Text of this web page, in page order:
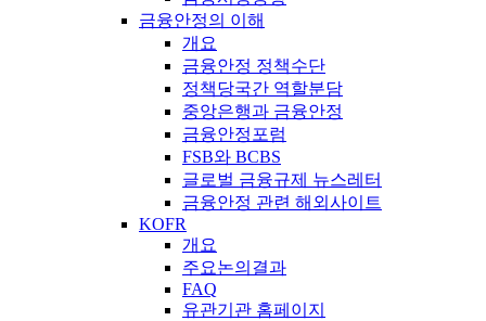
금융안정의 이해
개요
금융안정 정책수단
정책당국간 역할분담
중앙은행과 금융안정
금융안정포럼
FSB와 BCBS
글로벌 금융규제 뉴스레터
금융안정 관련 해외사이트
KOFR
개요
주요논의결과
FAQ
유관기관 홈페이지